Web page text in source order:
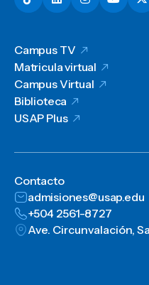
Campus TV
Matricula virtual
Campus Virtual
Biblioteca
USAP Plus
Contacto
admisiones@usap.edu
+504 2561-8727
Ave. Circunvalación,